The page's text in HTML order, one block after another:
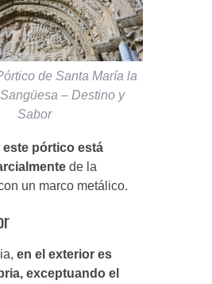
de Santa María la
– Destino y
Sabor
este pórtico está
de la
un marco metálico.
en el exterior es
exceptuando el